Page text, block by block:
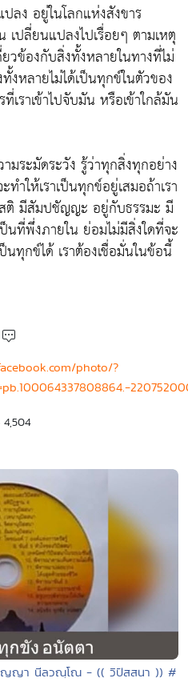
ลง อยู่ในโลกแห่งสังขาร
เปลี่ยนแปลงไปเรื่อยๆ ตามเหตุ
วข้องกับสิ่งทั้งหลายในทางที่ไม่
งหลายไม่ได้เป็นทุกข์ในตัวของ
ราเข้าไปจับมัน หรือเข้าใกล้มัน
มระมัดระวัง รู้ว่าทุกสิ่งทุกอย่าง
ำให้เราเป็นทุกข์อยู่เสมอถ้าเรา
ติ มีสัมปชัญญะ อยู่กับธรรมะ มี
ที่พึ่งภายใน ย่อมไม่มีสิ่งใดที่จะ
นทุกข์ได้ เราต้องเชื่อมั่นในข้อนี้
photo/?
4,504
ญญา นีลวณฺโณ - (( วิปัสสนา )) #